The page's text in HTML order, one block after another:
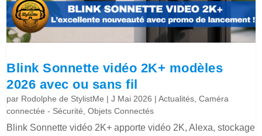
Blink Sonnette vidéo 2K+ modèles
2026 avec ou sans fil
par Rodolphe de StylistMe |J Mai 2026 |Actualités,Caméra
connectée - Sécurité,Objets Connectés
Blink Sonnette vidéo 2K+ apporte vidéo 2K, Alexa, stockage